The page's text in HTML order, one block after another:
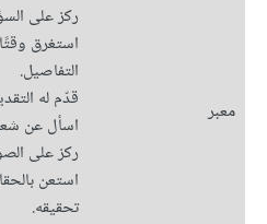
معبر
ركز على
استغرق
التفاصيل.
قدّم له
اسأل عن
ركز على
استعن
تحقيقه.